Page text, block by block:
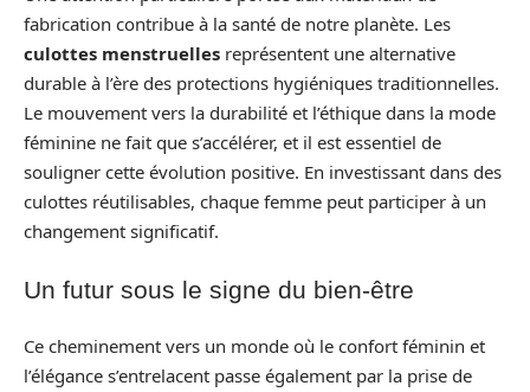
fabrication contribue à la santé de notre planète. Les
culottes menstruelles représentent une alternative
durable à l’ère des protections hygiéniques traditionnelles.
Le mouvement vers la durabilité et l’éthique dans la mode
féminine ne fait que s’accélérer, et il est essentiel de
souligner cette évolution positive. En investissant dans des
culottes réutilisables, chaque femme peut participer à un
changement significatif.
Un futur sous le signe du bien-être
Ce cheminement vers un monde où le confort féminin et
l’élégance s’entrelacent passe également par la prise de